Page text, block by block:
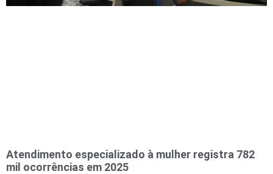
Atendimento especializado à mulher registra 782
mil ocorrências em 2025